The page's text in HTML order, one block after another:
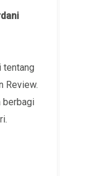
tentang
Review.
berbagi